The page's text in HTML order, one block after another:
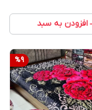
افزودن به سبد
%9